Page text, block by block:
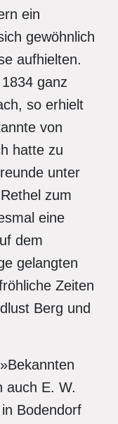
ein
gewöhnlich
aufhielten.
ganz
so erhielt
von
hatte zu
unter
zum
eine
dem
gelangten
Zeiten
Berg und
auch E. W.
Bodendorf